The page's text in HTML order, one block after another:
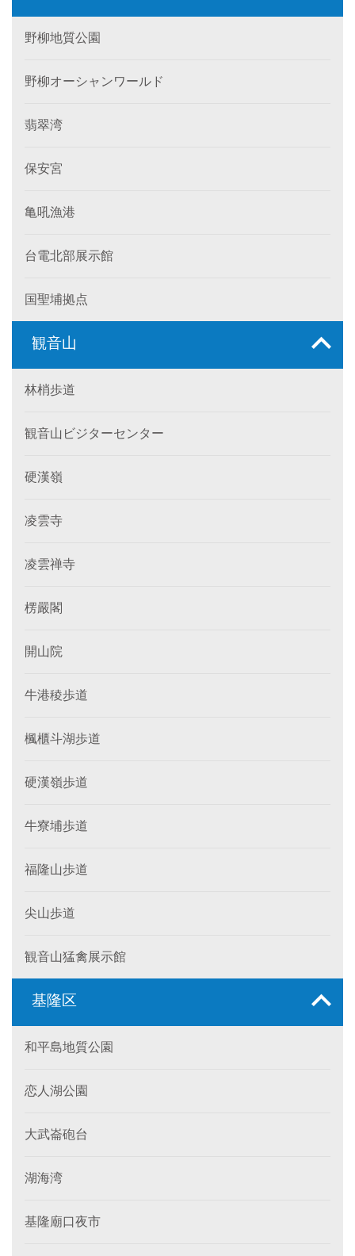
野柳地質公園
野柳オーシャンワールド
翡翠湾
保安宮
亀吼漁港
台電北部展示館
国聖埔拠点
観音山
林梢歩道
観音山ビジターセンター
硬漢嶺
凌雲寺
凌雲禅寺
楞嚴閣
開山院
牛港稜歩道
楓櫃斗湖歩道
硬漢嶺歩道
牛寮埔歩道
福隆山歩道
尖山歩道
観音山猛禽展示館
基隆区
和平島地質公園
恋人湖公園
大武崙砲台
湖海湾
基隆廟口夜市